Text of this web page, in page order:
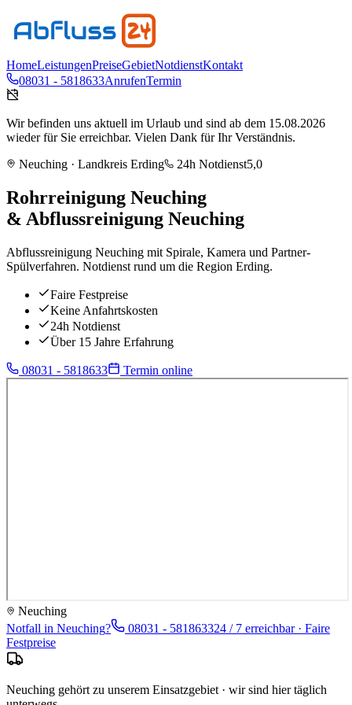
HomeLeistungenPreiseGebietNotdienstKontakt
08031 - 5818633AnrufenTermin
Wir befinden uns aktuell im Urlaub und sind ab dem 15.08.2026
wieder für Sie erreichbar. Vielen Dank für Ihr Verständnis.
Neuching · Landkreis Erding 24h Notdienst5,0
Rohrreinigung Neuching
& Abflussreinigung Neuching
Abflussreinigung Neuching mit Spirale, Kamera und Partner-
Spülverfahren. Notdienst rund um die Region Erding.
Faire Festpreise
Keine Anfahrtskosten
24h Notdienst
Über 15 Jahre Erfahrung
08031 - 5818633 Termin online
Neuching
Notfall in Neuching? 08031 - 581863324 / 7 erreichbar · Faire
Festpreise
Neuching gehört zu unserem Einsatzgebiet · wir sind hier täglich